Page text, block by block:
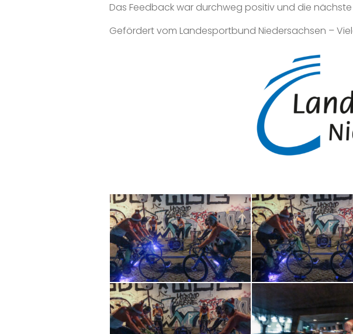
Das Feedback war durchweg positiv und die
Gefördert vom Landesportbund Niedersachsen –